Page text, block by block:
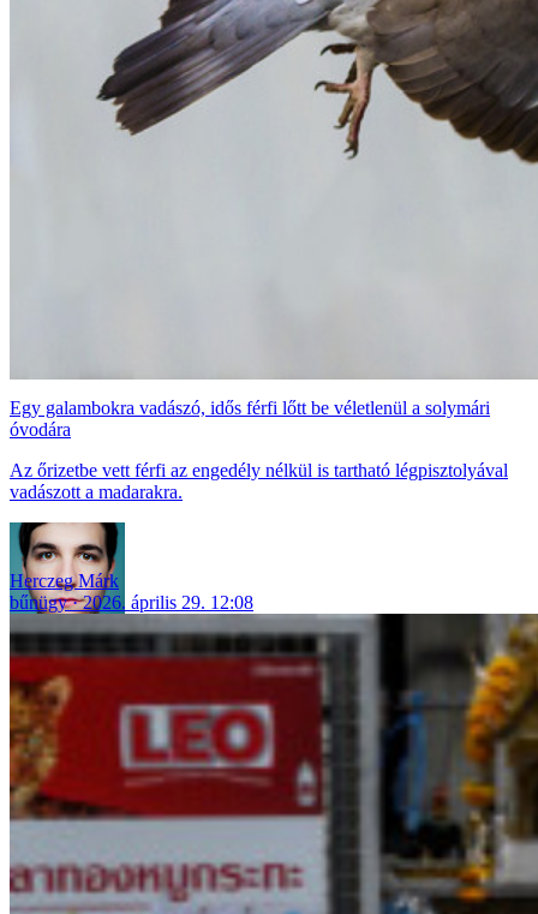
Egy galambokra vadászó, idős férfi lőtt be véletlenül a solymári
óvodára
Az őrizetbe vett férfi az engedély nélkül is tartható légpisztolyával
vadászott a madarakra.
Herczeg Márk
bűnügy
2026. április 29. 12:08